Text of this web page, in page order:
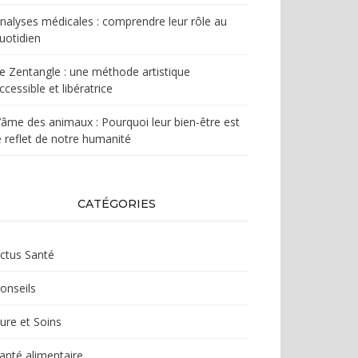
médicales : comprendre leur rôle au
Zentangle : une méthode artistique
et libératrice
des animaux : Pourquoi leur bien-être est
reflet de notre humanité
CATÉGORIES
Santé
et Soins